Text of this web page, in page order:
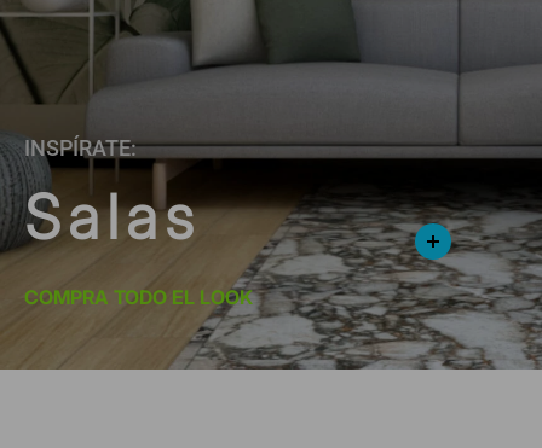
INSPÍRATE:
Salas
COMPRA TODO EL LOOK